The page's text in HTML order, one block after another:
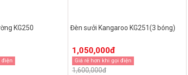
KG250
điện
Đèn sưởi Kangaroo KG251(3 bóng)
1,050,000đ
Giá rẻ hơn khi gọi điện
1,600,000đ